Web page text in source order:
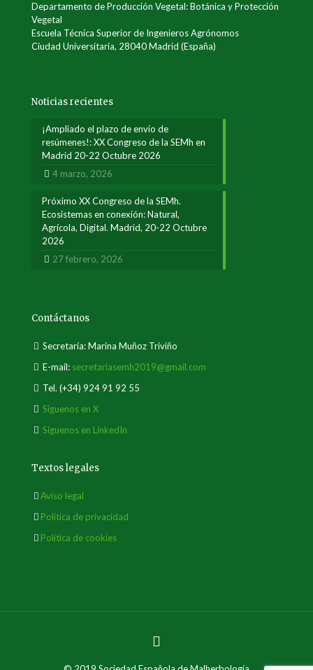
Departamento de Producción Vegetal: Botánica y Protección
Vegetal
Escuela Técnica Superior de Ingenieros Agrónomos
Ciudad Universitaria, 28040 Madrid (España)
Noticias recientes
¡Ampliado el plazo de envío de
resúmenes!: XX Congreso de la SEMh en
Madrid 20-22 Octubre 2026
4 marzo, 2026
Próximo XX Congreso de la SEMh.
Ecosistemas en conexión: Natural,
Agrícola, Digital. Madrid, 20-22 Octubre
2026
27 febrero, 2026
Contáctanos
Secretaría: Marina Muñoz Triviño
E-mail: secretariasemh2019@gmail.com
Tel. (+34) 924 91 92 55
Síguenos en X
Síguenos en LinkedIn
Textos legales
Aviso legal
Política de privacidad
Política de cookies